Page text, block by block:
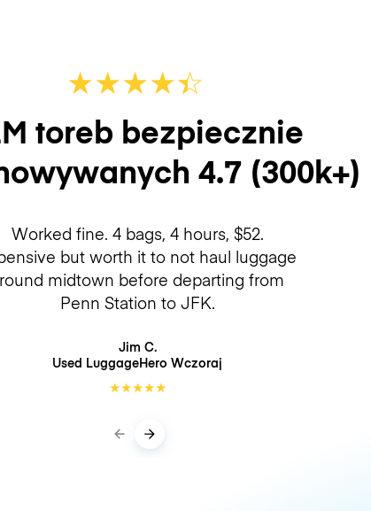
★★★★☆
★
toreb bezpiecznie
4.7 (300k+)
Worked fine. 4 bags, 4 hours, $52.
but worth it to not haul luggage
midtown before departing from
Penn Station to JFK.
Jim C.
Used LuggageHero Wczoraj
★★★★★